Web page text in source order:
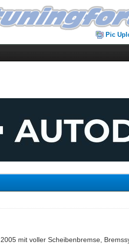
Pic
mit voller Scheibenbremse,